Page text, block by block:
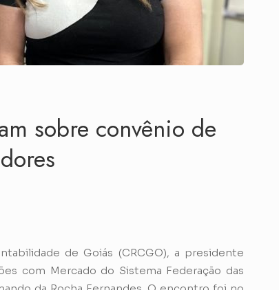
sobre convênio de
de Goiás (CRCGO), a presidente
com Mercado do Sistema Federação das